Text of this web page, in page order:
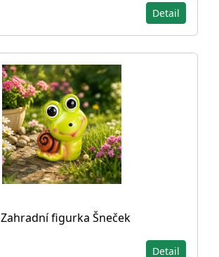
Detail
Zahradní figurka Šneček
Detail